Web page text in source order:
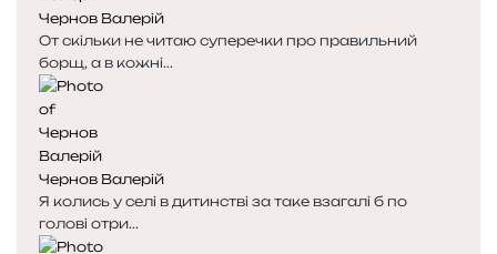
Чернов Валерій
От скільки не читаю суперечки про правильний
борщ, а в кожні...
Чернов Валерій
Я колись у селі в дитинстві за таке взагалі б по
голові отри...